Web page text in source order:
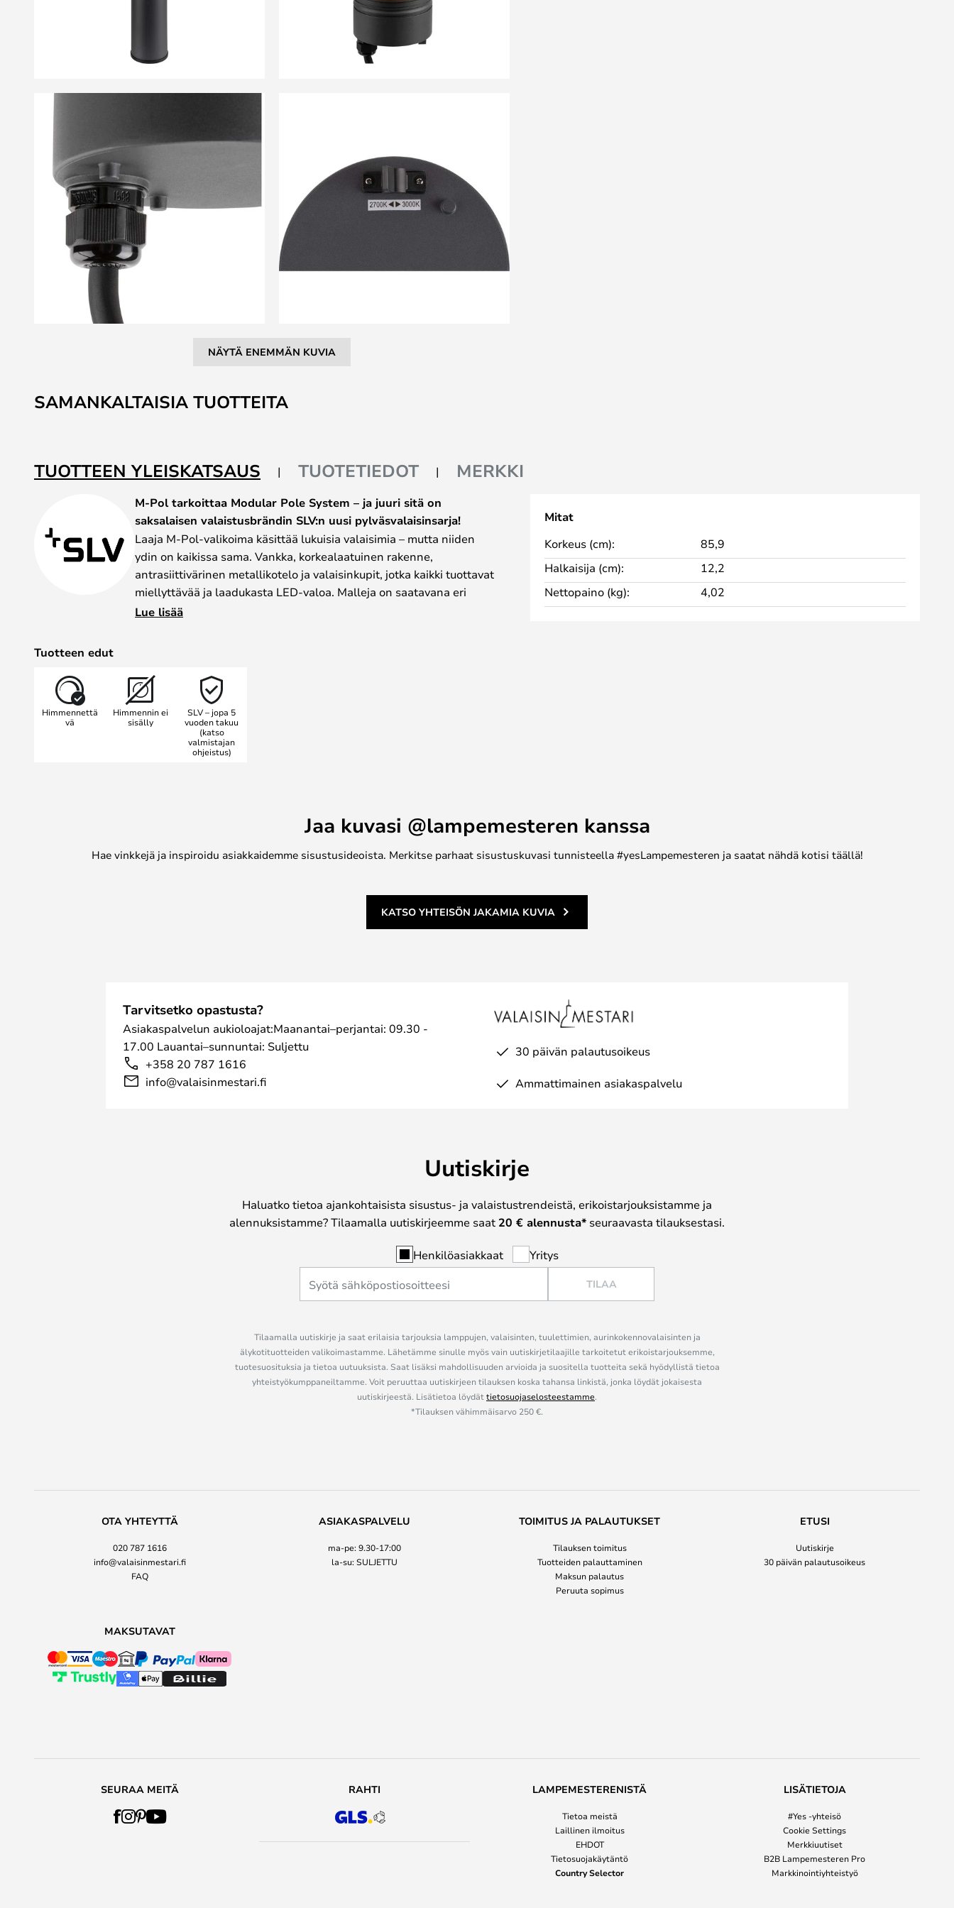
NÄYTÄ ENEMMÄN KUVIA
to
the
the
images
SAMANKALTAISIA TUOTTEITA
TUOTTEEN YLEISKATSAUS TUOTETIEDOT MERKKI
M-Pol tarkoittaa Modular Pole System – ja juuri sitä on
saksalaisen valaistusbrändin SLV:n uusi pylväsvalaisinsarja!
Laaja M-Pol-valikoima käsittää lukuisia valaisimia – mutta niiden
ydin on kaikissa sama. Vankka, korkealaatuinen rakenne,
antrasiittivärinen metallikotelo ja valaisinkupit, jotka kaikki tuottavat
miellyttävää ja laadukasta LED-valoa. Malleja on saatavana eri
korkeuksina ja erilaisilla valopäillä, joten valikoimasta löytyy
SLV suosittelee M-Pol-ruuvien voitelua korroosiosuojalla tai
silikonilla.
Lue lisää
Tuotteen edut
Himmennettä
vä
Himmennin ei
sisälly
SLV – jopa 5
vuoden takuu
(katso
valmistajan
ohjeistus)
Mitat
Korkeus (cm):
85,9
Halkaisija (cm):
12,2
Nettopaino (kg):
4,02
Jaa kuvasi @lampemesteren kanssa
Hae vinkkejä ja inspiroidu asiakkaidemme sisustusideoista. Merkitse parhaat sisustuskuvasi tunnisteella #yesLampemesteren ja saatat nähdä kotisi täällä!
KATSO YHTEISÖN JAKAMIA KUVIA
Tarvitsetko opastusta?
Asiakaspalvelun aukioloajat:Maanantai–perjantai: 09.30 -
17.00 Lauantai–sunnuntai: Suljettu
+358 20 787 1616
info@valaisinmestari.fi
30 päivän palautusoikeus
Ammattimainen asiakaspalvelu
Uutiskirje
Haluatko tietoa ajankohtaisista sisustus- ja valaistustrendeistä, erikoistarjouksistamme ja
alennuksistamme? Tilaamalla uutiskirjeemme saat 20 € alennusta* seuraavasta tilauksestasi.
Henkilöasiakkaat Yritys
TILAA
Tilaamalla uutiskirje ja saat erilaisia tarjouksia lamppujen, valaisinten, tuulettimien, aurinkokennovalaisinten ja
älykotituotteiden valikoimastamme. Lähetämme sinulle myös vain uutiskirjetilaajille tarkoitetut erikoistarjouksemme,
tuotesuosituksia ja tietoa uutuuksista. Saat lisäksi mahdollisuuden arvioida ja suositella tuotteita sekä hyödyllistä tietoa
yhteistyökumppaneiltamme. Voit peruuttaa uutiskirjeen tilauksen koska tahansa linkistä, jonka löydät jokaisesta
uutiskirjeestä. Lisätietoa löydättietosuojaselosteestamme.
*Tilauksen vähimmäisarvo 250 €.
OTA YHTEYTTÄ
020 787 1616
info@valaisinmestari.fi
FAQ
ASIAKASPALVELU
ma-pe: 9.30-17:00
la-su: SULJETTU
TOIMITUS JA PALAUTUKSET
Tilauksen toimitus
Tuotteiden palauttaminen
Maksun palautus
Peruuta sopimus
ETUSI
Uutiskirje
30 päivän palautusoikeus
MAKSUTAVAT
SEURAA MEITÄ RAHTI LAMPEMESTERENISTÄ
Tietoa meistä
Laillinen ilmoitus
EHDOT
Tietosuojakäytäntö
Country Selector
LISÄTIETOJA
#Yes -yhteisö
Cookie Settings
Merkkiuutiset
B2B Lampemesteren Pro
Markkinointiyhteistyö